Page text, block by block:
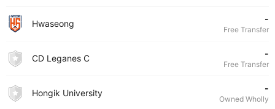
Hwaseong -
Free Transfer
CD Leganes C -
Free Transfer
Hongik University -
Owned Wholly